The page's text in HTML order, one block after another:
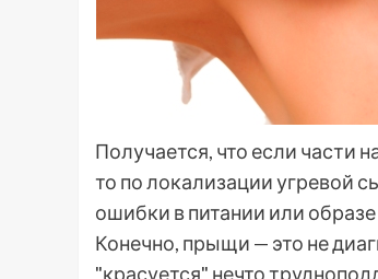
Получается, что если части
то по локализации угревой
ошибки в питании или
Конечно, прыщи — это не
"красуется" нечто